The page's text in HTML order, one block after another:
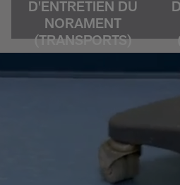
D'ENTRETIEN DU
NORAMENT
(TRANSPORTS)